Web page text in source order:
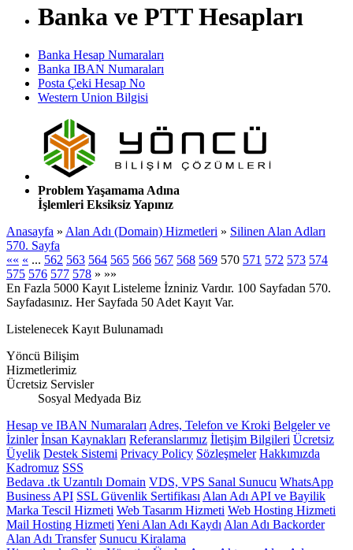
Banka ve PTT Hesapları
Banka Hesap Numaraları
Banka IBAN Numaraları
Posta Çeki Hesap No
Western Union Bilgisi
Problem Yaşamama Adına
İşlemleri Eksiksiz Yapınız
Anasayfa » Alan Adı (Domain) Hizmetleri » Silinen Alan Adları
570. Sayfa
«« « ... 562 563 564 565 566 567 568 569 570 571 572 573 574
575 576 577 578 » »»
En Fazla 5000 Kayıt Listeleme İzniniz Vardır. 100 Sayfadan 570.
Sayfadasınız. Her Sayfada 50 Adet Kayıt Var.
Listelenecek Kayıt Bulunamadı
Yöncü Bilişim
Hizmetlerimiz
Ücretsiz Servisler
Sosyal Medyada Biz
Hesap ve IBAN Numaraları Adres, Telefon ve Kroki Belgeler ve
İzinler İnsan Kaynakları Referanslarımız İletişim Bilgileri Ücretsiz
Üyelik Destek Sistemi Privacy Policy Sözleşmeler Hakkımızda
Kadromuz SSS
Bedava .tk Uzantılı Domain VDS, VPS Sanal Sunucu WhatsApp
Business API SSL Güvenlik Sertifikası Alan Adı API ve Bayilik
Marka Tescil Hizmeti Web Tasarım Hizmeti Web Hosting Hizmeti
Mail Hosting Hizmeti Yeni Alan Adı Kaydı Alan Adı Backorder
Alan Adı Transfer Sunucu Kiralama